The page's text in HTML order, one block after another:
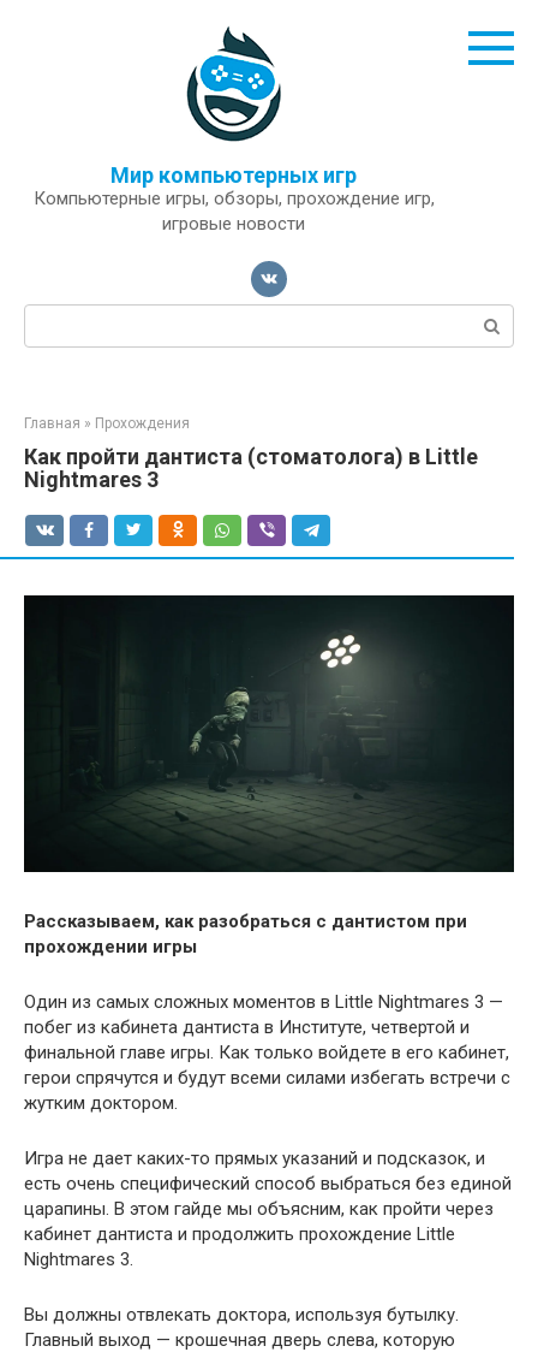
Мир компьютерных игр
Компьютерные игры, обзоры, прохождение игр,
игровые новости
Поиск:
Главная » Прохождения
Как пройти дантиста (стоматолога) в Little
Nightmares 3
Рассказываем, как разобраться с дантистом при
прохождении игры
Один из самых сложных моментов в Little Nightmares 3 —
побег из кабинета дантиста в Институте, четвертой и
финальной главе игры. Как только войдете в его кабинет,
герои спрячутся и будут всеми силами избегать встречи с
жутким доктором.
Игра не дает каких-то прямых указаний и подсказок, и
есть очень специфический способ выбраться без единой
царапины. В этом гайде мы объясним, как пройти через
кабинет дантиста и продолжить прохождение Little
Nightmares 3.
Вы должны отвлекать доктора, используя бутылку.
Главный выход — крошечная дверь слева, которую